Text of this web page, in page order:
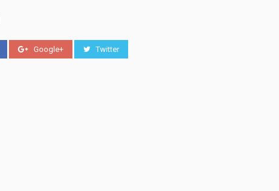
Google+ Twitter